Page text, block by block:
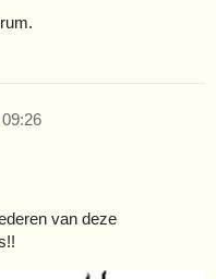
van deze